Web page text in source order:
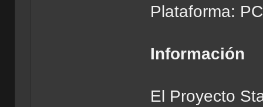
Plataforma:
Información
El Proyecto